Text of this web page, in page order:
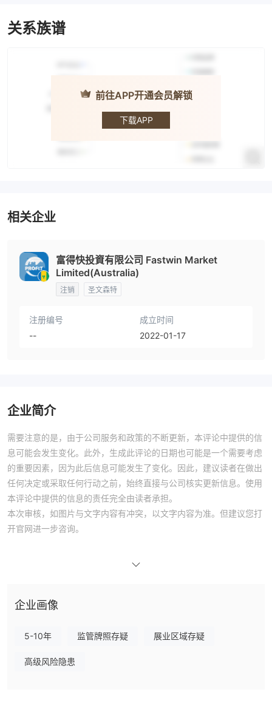
关系族谱
前往APP开通会员解锁
下载APP
富得快
相关企业
富得快投資有限公司 Fastwin Market
Limited(Australia)
注销 圣文森特
注册编号
--
成立时间
2022-01-17
企业简介
需要注意的是，由于公司服务和政策的不断更新，本评论中提供的信
息可能会发生变化。此外，生成此评论的日期也可能是一个需要考虑
的重要因素，因为此后信息可能发生了变化。因此，建议读者在做出
任何决定或采取任何行动之前，始终直接与公司核实更新信息。使用
本评论中提供的信息的责任完全由读者承担。
本次审核，如图片与文字内容有冲突，以文字内容为准。但建议您打
开官网进一步咨询。
数。
MT4平台简单易用，拥有大量技术分析工具可供使用。
富得快提供多种流行且易于使用的存款和取款支付方式。
企业画像
5-10年 监管牌照存疑 展业区域存疑
高级风险隐患